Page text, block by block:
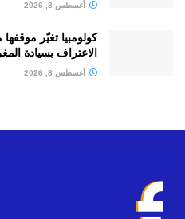
أغسطس 8, 2026
كولومبيا تغيّر
الاعتراف بسيادة
أغسطس 8, 2026